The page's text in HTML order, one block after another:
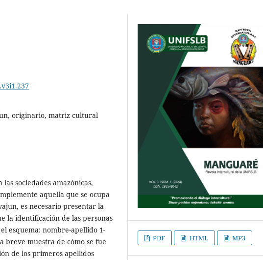
originario, matriz cultural
sociedades amazónicas,
aquella que se ocupa
es necesario presentar la
la identificación de las personas
esquema: nombre-apellido 1-
breve muestra de cómo se fue
de los primeros apellidos
PDF HTML MP3